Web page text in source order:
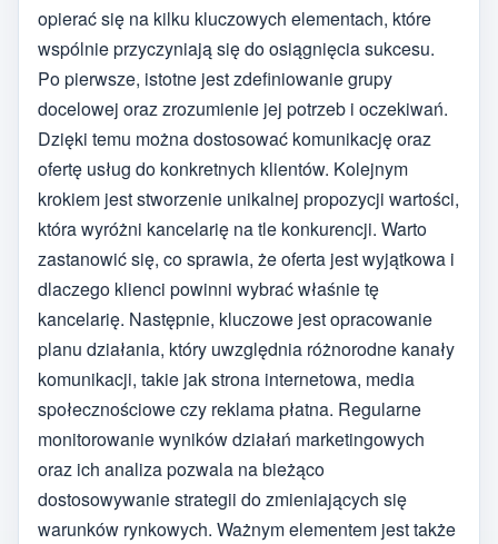
opierać się na kilku kluczowych elementach, które
wspólnie przyczyniają się do osiągnięcia sukcesu.
Po pierwsze, istotne jest zdefiniowanie grupy
docelowej oraz zrozumienie jej potrzeb i oczekiwań.
Dzięki temu można dostosować komunikację oraz
ofertę usług do konkretnych klientów. Kolejnym
krokiem jest stworzenie unikalnej propozycji wartości,
która wyróżni kancelarię na tle konkurencji. Warto
zastanowić się, co sprawia, że oferta jest wyjątkowa i
dlaczego klienci powinni wybrać właśnie tę
kancelarię. Następnie, kluczowe jest opracowanie
planu działania, który uwzględnia różnorodne kanały
komunikacji, takie jak strona internetowa, media
społecznościowe czy reklama płatna. Regularne
monitorowanie wyników działań marketingowych
oraz ich analiza pozwala na bieżąco
dostosowywanie strategii do zmieniających się
warunków rynkowych. Ważnym elementem jest także